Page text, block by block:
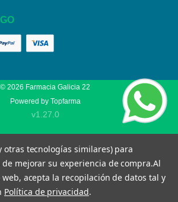
© 2026 Farmacia Galicia 22
Powered by Topfarma
v1.27.0
otras tecnologías similares) para
mejorar su experiencia de compra.Al
acepta la recopilación de datos tal y
Política de privacidad.